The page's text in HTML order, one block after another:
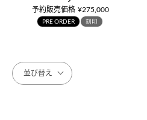
予約販売価格 ¥275,000
PRE ORDER 刻印
並び替え